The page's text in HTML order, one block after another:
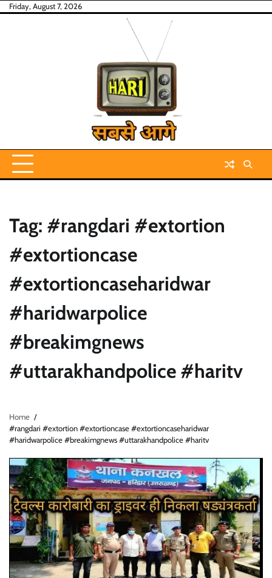
SkipFriday, August 7, 2026
Tag: #rangdari #extortion
#extortioncase
#extortioncaseharidwar
#haridwarpolice
#breakimgnews
#uttarakhandpolice #haritv
Home
#rangdari #extortion #extortioncase #extortioncaseharidwar
#haridwarpolice #breakimgnews #uttarakhandpolice #haritv